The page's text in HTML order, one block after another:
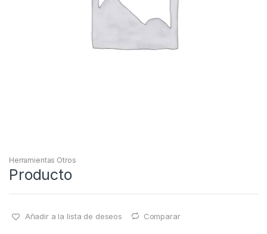
Herramientas Otros
Producto
Añadir a la lista de deseos Comparar